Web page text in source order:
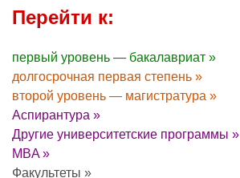
Перейти к:
первый уровень — бакалавриат »
долгосрочная первая степень »
второй уровень — магистратура »
Аспирантура »
Другие университетские программы »
MBA »
Факультеты »